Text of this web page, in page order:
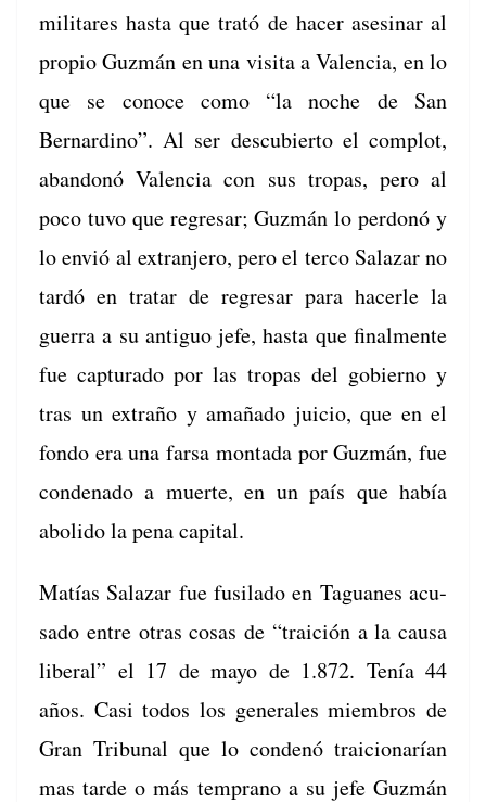
mil­itares has­ta que trató de hac­er asesinar al
pro­pio Guzmán en una visi­ta a Valen­cia, en lo
que se conoce como “la noche de San
Bernardi­no”. Al ser des­cu­bier­to el com­plot,
aban­donó Valen­cia con sus tropas, pero al
poco tuvo que regre­sar; Guzmán lo per­donó y
lo envió al extran­jero, pero el ter­co Salazar no
tardó en tratar de regre­sar para hac­er­le la
guer­ra a su antiguo jefe, has­ta que final­mente
fue cap­tura­do por las tropas del gob­ier­no y
tras un extraño y amaña­do juicio, que en el
fon­do era una farsa mon­ta­da por Guzmán, fue
con­de­na­do a muerte, en un país que había
aboli­do la pena capital.
Matías Salazar fue fusila­do en Taguanes acu­
sa­do entre otras cosas de “traición a la causa
lib­er­al” el 17 de mayo de 1.872. Tenía 44
años. Casi todos los gen­erales miem­bros de
Gran Tri­bunal que lo con­denó traicionarían
mas tarde o más tem­pra­no a su jefe Guzmán